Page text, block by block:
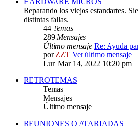
HARDWARE MICROS
Reparando los viejos estandartes.
distintas fallas.
44 Temas
289 Mensajes
Último mensaje Re: Ayuda
porZZT Ver último mensaje
Lun Mar 14, 2022 10:20 pm
RETROTEMAS
Temas
Mensajes
Último mensaje
REUNIONES O ATARIADAS